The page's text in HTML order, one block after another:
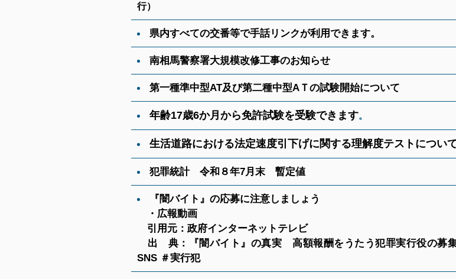
行）
県内すべての交番等で手話リンクが利用できます。
南相馬警察署大規模改修工事のお知らせ
第一種準中型AT及び第二種中型AＴの試験開始について
年齢17歳6か月から免許試験を受験できます。
生活道路における法定速度引下げに関する理解度テストについ
犯罪統計 令和８年7月末 暫定値
『闇バイト』の応募に注意しましょう
・広報動画
引用元：政府インターネットテレビ
出 典：『闇バイト』の真実 高額報酬をうたう犯罪実行役の募
SNS ＃実行犯